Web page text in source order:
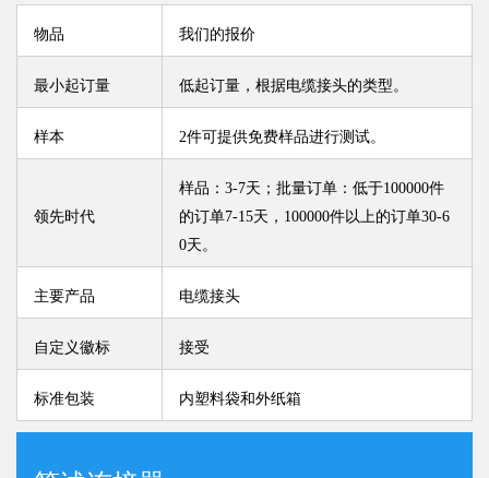
物品 我们的报价
最小起订量 低起订量，根据电缆接头的类型。
样本 2件可提供免费样品进行测试。
领先时代
样品：3-7天；批量订单：低于100000件
的订单7-15天，100000件以上的订单30-6
0天。
主要产品 电缆接头
自定义徽标 接受
标准包装 内塑料袋和外纸箱